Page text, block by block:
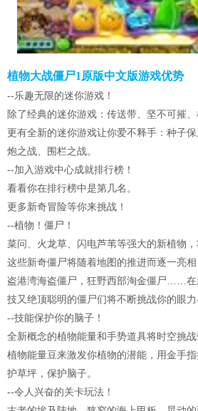
植物大战僵尸1原版中文版游戏优势
--乐趣无限的迷你游戏！
除了经典的迷你游戏：传送带、坚不可摧、
更有全新的迷你游戏让你爱不释手：种子
炮之战、围栏之战。
--加入游戏中心成就排行榜！
看看你在排行榜中是第几名。
更多新奇冒险等你来挑战！
--植物！僵尸！
菜问、火龙草、闪电芦苇等强大的新植物，
这些新奇僵尸将随着地图的推进而逐一亮
盗港湾海盗僵尸，狂野西部淘金僵尸……在
技又绝顶聪明的僵尸们将不断挑战你的眼力
--技能保护你的脑子！
全新概念的植物能量和手势道具将时空挑
植物能量豆来激发你植物的潜能，用金手
护草坪，保护脑子。
--令人兴奋的关卡玩法！